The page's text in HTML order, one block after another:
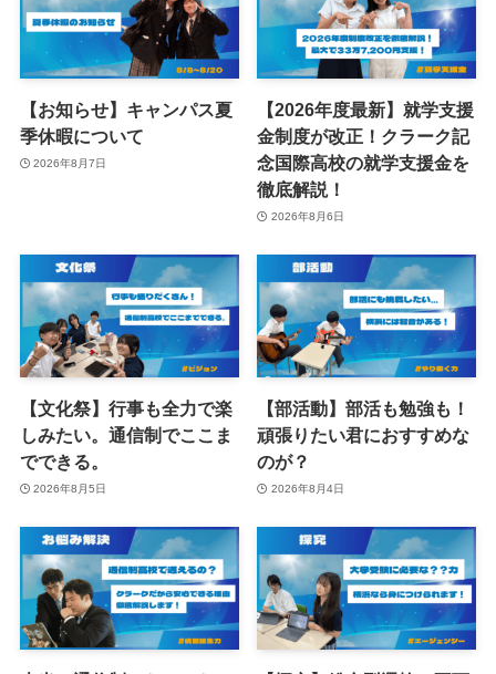
【お知らせ】キャンパス夏
季休暇について
2026年8月7日
【2026年度最新】就学支援
金制度が改正！クラーク記
念国際高校の就学支援金を
徹底解説！
2026年8月6日
【文化祭】行事も全力で楽
しみたい。通信制でここま
でできる。
2026年8月5日
【部活動】部活も勉強も！
頑張りたい君におすすめな
のが？
2026年8月4日